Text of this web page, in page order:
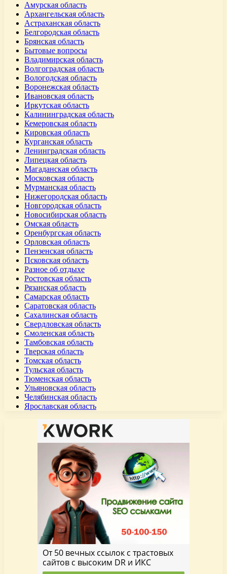
Амурская область
Архангельская область
Астраханская область
Белгородская область
Брянская область
Бытовые вопросы
Владимирская область
Волгоградская область
Вологодская область
Воронежская область
Ивановская область
Иркутская область
Калининградская область
Кемеровская область
Кировская область
Курганская область
Ленинградская область
Липецкая область
Магаданская область
Московская область
Мурманская область
Нижегородская область
Новгородская область
Новосибирская область
Омская область
Оренбургская область
Орловская область
Пензенская область
Псковская область
Разное об отдыхе
Ростовская область
Рязанская область
Самарская область
Саратовская область
Сахалинская область
Свердловская область
Смоленская область
Тамбовская область
Тверская область
Томская область
Тульская область
Тюменская область
Ульяновская область
Челябинская область
Ярославская область